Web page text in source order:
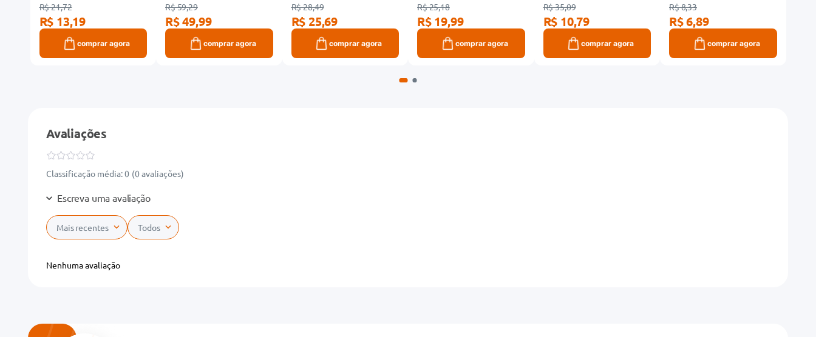
R$ 21,72
R$ 13,19
comprar agora
R$ 59,29
R$ 49,99
comprar agora
R$ 28,49
R$ 25,69
comprar agora
R$ 25,18
R$ 19,99
comprar agora
R$ 35,09
R$ 10,79
comprar agora
R$ 8,33
R$ 6,89
comprar agora
Avaliações
Classificação média: 0 (0 avaliações)
Escreva uma avaliação
Adicionar avaliação
Avalie o produto de 1 a 5 estrelas
Mais recentes Todos
Nenhuma avaliação